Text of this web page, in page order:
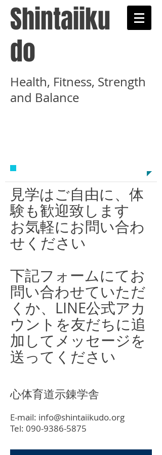
Shintaiiku
do
Health, Fitness, Strength
and Balance
見学はご自由に、体
験も歓迎致します
お気軽にお問い合わ
せください
​下記フォームにてお
問い合わせていただ
くか、LINE公式アカ
ウントを友だちに追
加してメッセージを
送ってください
心体育道示錬学舎
E-mail: info@shintaiikudo.org
Tel: 090-9386-5875